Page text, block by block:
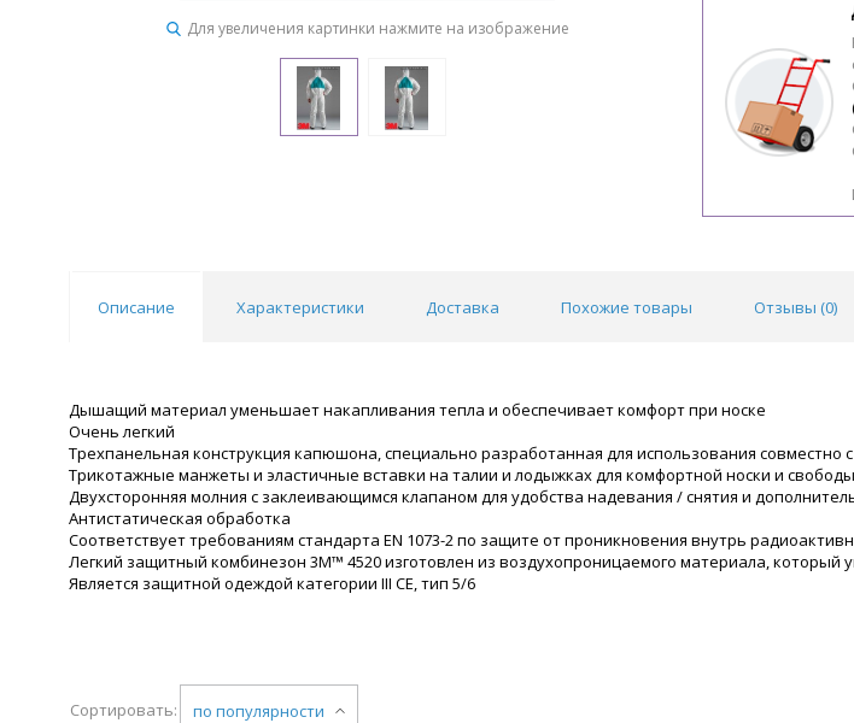
Для увеличения картинки нажмите на изображение
Описание Характеристики Доставка Похожие товары Отзывы (0)
Дышащий материал уменьшает накапливания тепла и обеспечивает комфорт при носке
Очень легкий
Трехпанельная конструкция капюшона, специально разработанная для использования
Трикотажные манжеты и эластичные вставки на талии и лодыжках для комфортной носки и
Двухсторонняя молния с заклеивающимся клапаном для удобства надевания / снятия и
Антистатическая обработка
Соответствует требованиям стандарта EN 1073-2 по защите от проникновения внутрь
Легкий защитный комбинезон 3M™ 4520 изготовлен из воздухопроницаемого материала,
Является защитной одеждой категории III СЕ, тип 5/6
Сортировать: по популярности